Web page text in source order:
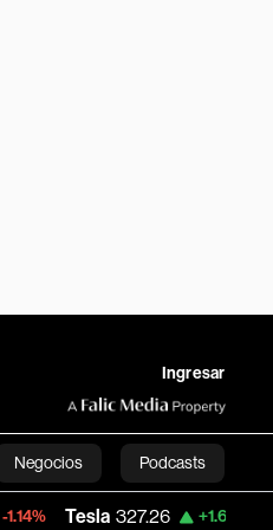
Ingresar
Negocios Podcasts
+1.61% Space X 126.00